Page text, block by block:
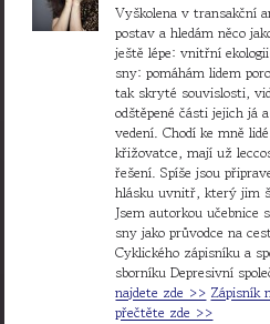
Vyškolena v transakční
postav a hledám něco
ještě lépe: vnitřní
sny: pomáhám lidem
tak skryté souvislosti,
odštěpené části jejich
vedení. Chodí ke mně
křižovatce, mají už
řešení. Spíše jsou
hlásku uvnitř, který jim
Jsem autorkou učebnice
sny jako průvodce na
Cyklického zápisníku a
sborníku Depresivní
najdete zde >> Zápisník
přečtěte zde >>